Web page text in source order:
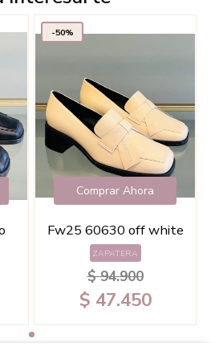
-50%
Comprar Ahora
Fw25 60630 off white
ZAPATERA
$ 94.900
$ 47.450